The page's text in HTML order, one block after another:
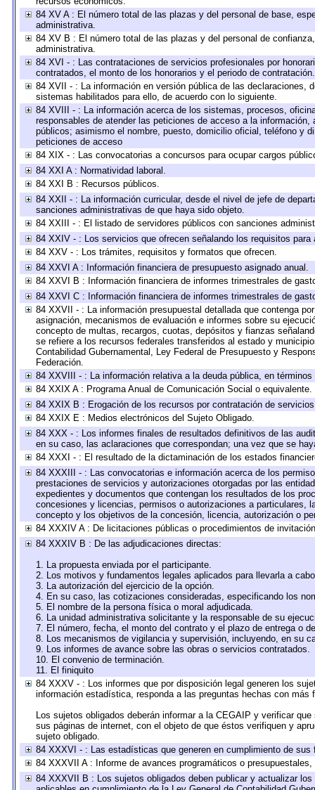
84 XV A : El número total de las plazas y del personal de base,
administrativa.
84 XV B : El número total de las plazas y del personal de
administrativa.
84 XVI - : Las contrataciones de servicios profesionales por
contratados, el monto de los honorarios y el periodo de contratación.
84 XVII - : La información en versión pública de las
sistemas habilitados para ello, de acuerdo con lo siguiente.
84 XVIII - : La información acerca de los sistemas, procesos,
responsables de atender las peticiones de acceso a la
públicos; asimismo el nombre, puesto, domicilio oficial, teléfono y
peticiones de acceso
84 XIX - : Las convocatorias a concursos para ocupar cargos
84 XXI A : Normatividad laboral.
84 XXI B : Recursos públicos.
84 XXII - : La información curricular, desde el nivel de jefe de
sanciones administrativas de que haya sido objeto.
84 XXIII - : El listado de servidores públicos con sanciones
84 XXIV - : Los servicios que ofrecen señalando los requisitos para
84 XXV - : Los trámites, requisitos y formatos que ofrecen.
84 XXVI A : Información financiera de presupuesto asignado anual.
84 XXVI B : Información financiera de informes trimestrales de
84 XXVI C : Información financiera de informes trimestrales de
84 XXVII - : La información presupuestal detallada que contenga
asignación, mecanismos de evaluación e informes sobre su
concepto de multas, recargos, cuotas, depósitos y fianzas
se refiere a los recursos federales transferidos al estado y
Contabilidad Gubernamental, Ley Federal de Presupuesto y
Federación.
84 XXVIII - : La información relativa a la deuda pública, en
84 XXIX A : Programa Anual de Comunicación Social o equivalente.
84 XXIX B : Erogación de los recursos por contratación de
84 XXIX E : Medios electrónicos del Sujeto Obligado.
84 XXX - : Los informes finales de resultados definitivos de las
en su caso, las aclaraciones que correspondan; una vez que se
84 XXXI - : El resultado de la dictaminación de los estados
84 XXXIII - : Las convocatorias e información acerca de los
prestaciones de servicios y autorizaciones otorgadas por las
expedientes y documentos que contengan los resultados de los
concesiones y licencias, permisos o autorizaciones a particulares,
concepto y los objetivos de la concesión, licencia, autorización o
84 XXXIV A : De licitaciones públicas o procedimientos de
84 XXXIV B : De las adjudicaciones directas:
1. La propuesta enviada por el participante.
2. Los motivos y fundamentos legales aplicados para llevarla a
3. La autorización del ejercicio de la opción.
4. En su caso, las cotizaciones consideradas, especificando los
5. El nombre de la persona física o moral adjudicada.
6. La unidad administrativa solicitante y la responsable de su
7. El número, fecha, el monto del contrato y el plazo de entrega o
8. Los mecanismos de vigilancia y supervisión, incluyendo, en su
9. Los informes de avance sobre las obras o servicios contratados.
10. El convenio de terminación.
11. El finiquito
84 XXXV - : Los informes que por disposición legal generen los
información estadística, responda a las preguntas hechas con más
Los sujetos obligados deberán informar a la CEGAIP y verificar
sus páginas de internet, con el objeto de que éstos verifiquen y
sujeto obligado.
84 XXXVI - : Las estadísticas que generen en cumplimiento de
84 XXXVII A : Informe de avances programáticos o
84 XXXVII B : Los sujetos obligados deben publicar y actualizar